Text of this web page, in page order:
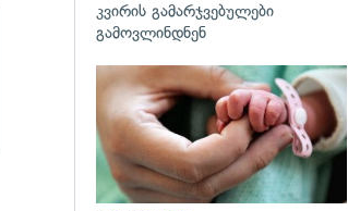
კვირის გამარჯვებულები
გამოვლინდნენ